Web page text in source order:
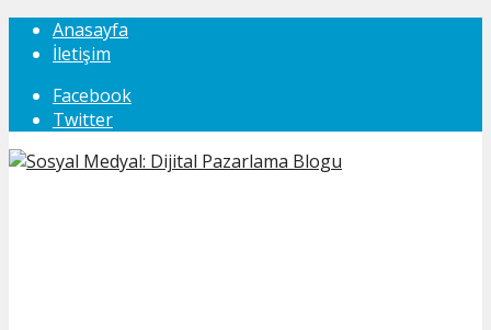
Anasayfa
İletişim
Facebook
Twitter